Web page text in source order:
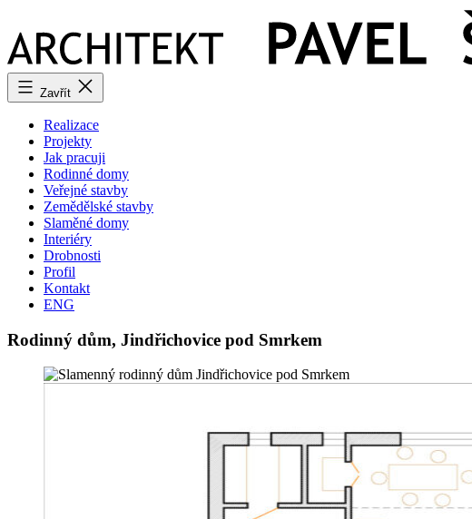
obsahu
Zavřít
Realizace
Projekty
Jak pracuji
Rodinné domy
Veřejné stavby
Zemědělské stavby
Slaměné domy
Interiéry
Drobnosti
Profil
Kontakt
ENG
Rodinný dům, Jindřichovice pod Smrkem